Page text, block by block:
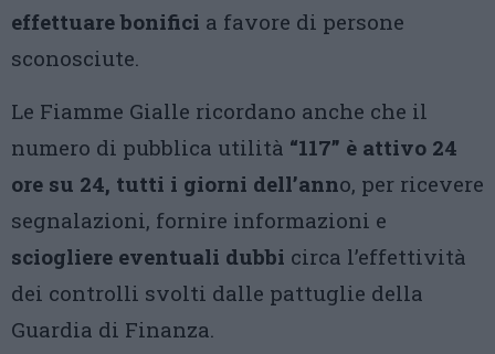
effettuare bonifici a favore di persone
sconosciute.
Le Fiamme Gialle ricordano anche che il
numero di pubblica utilità “117” è attivo 24
ore su 24, tutti i giorni dell’anno, per ricevere
segnalazioni, fornire informazioni e
sciogliere eventuali dubbi circa l’effettività
dei controlli svolti dalle pattuglie della
Guardia di Finanza.